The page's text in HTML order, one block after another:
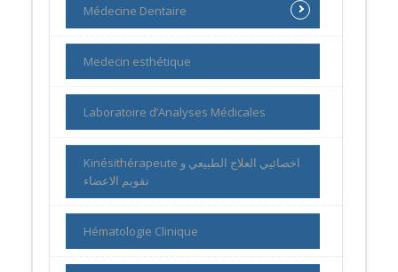
Médecine Dentaire
Medecin esthétique
Laboratoire d’Analyses Médicales
Kinésithérapeute اخصائيي العلاج الطبيعي و
تقويم الاعضاء
Hématologie Clinique